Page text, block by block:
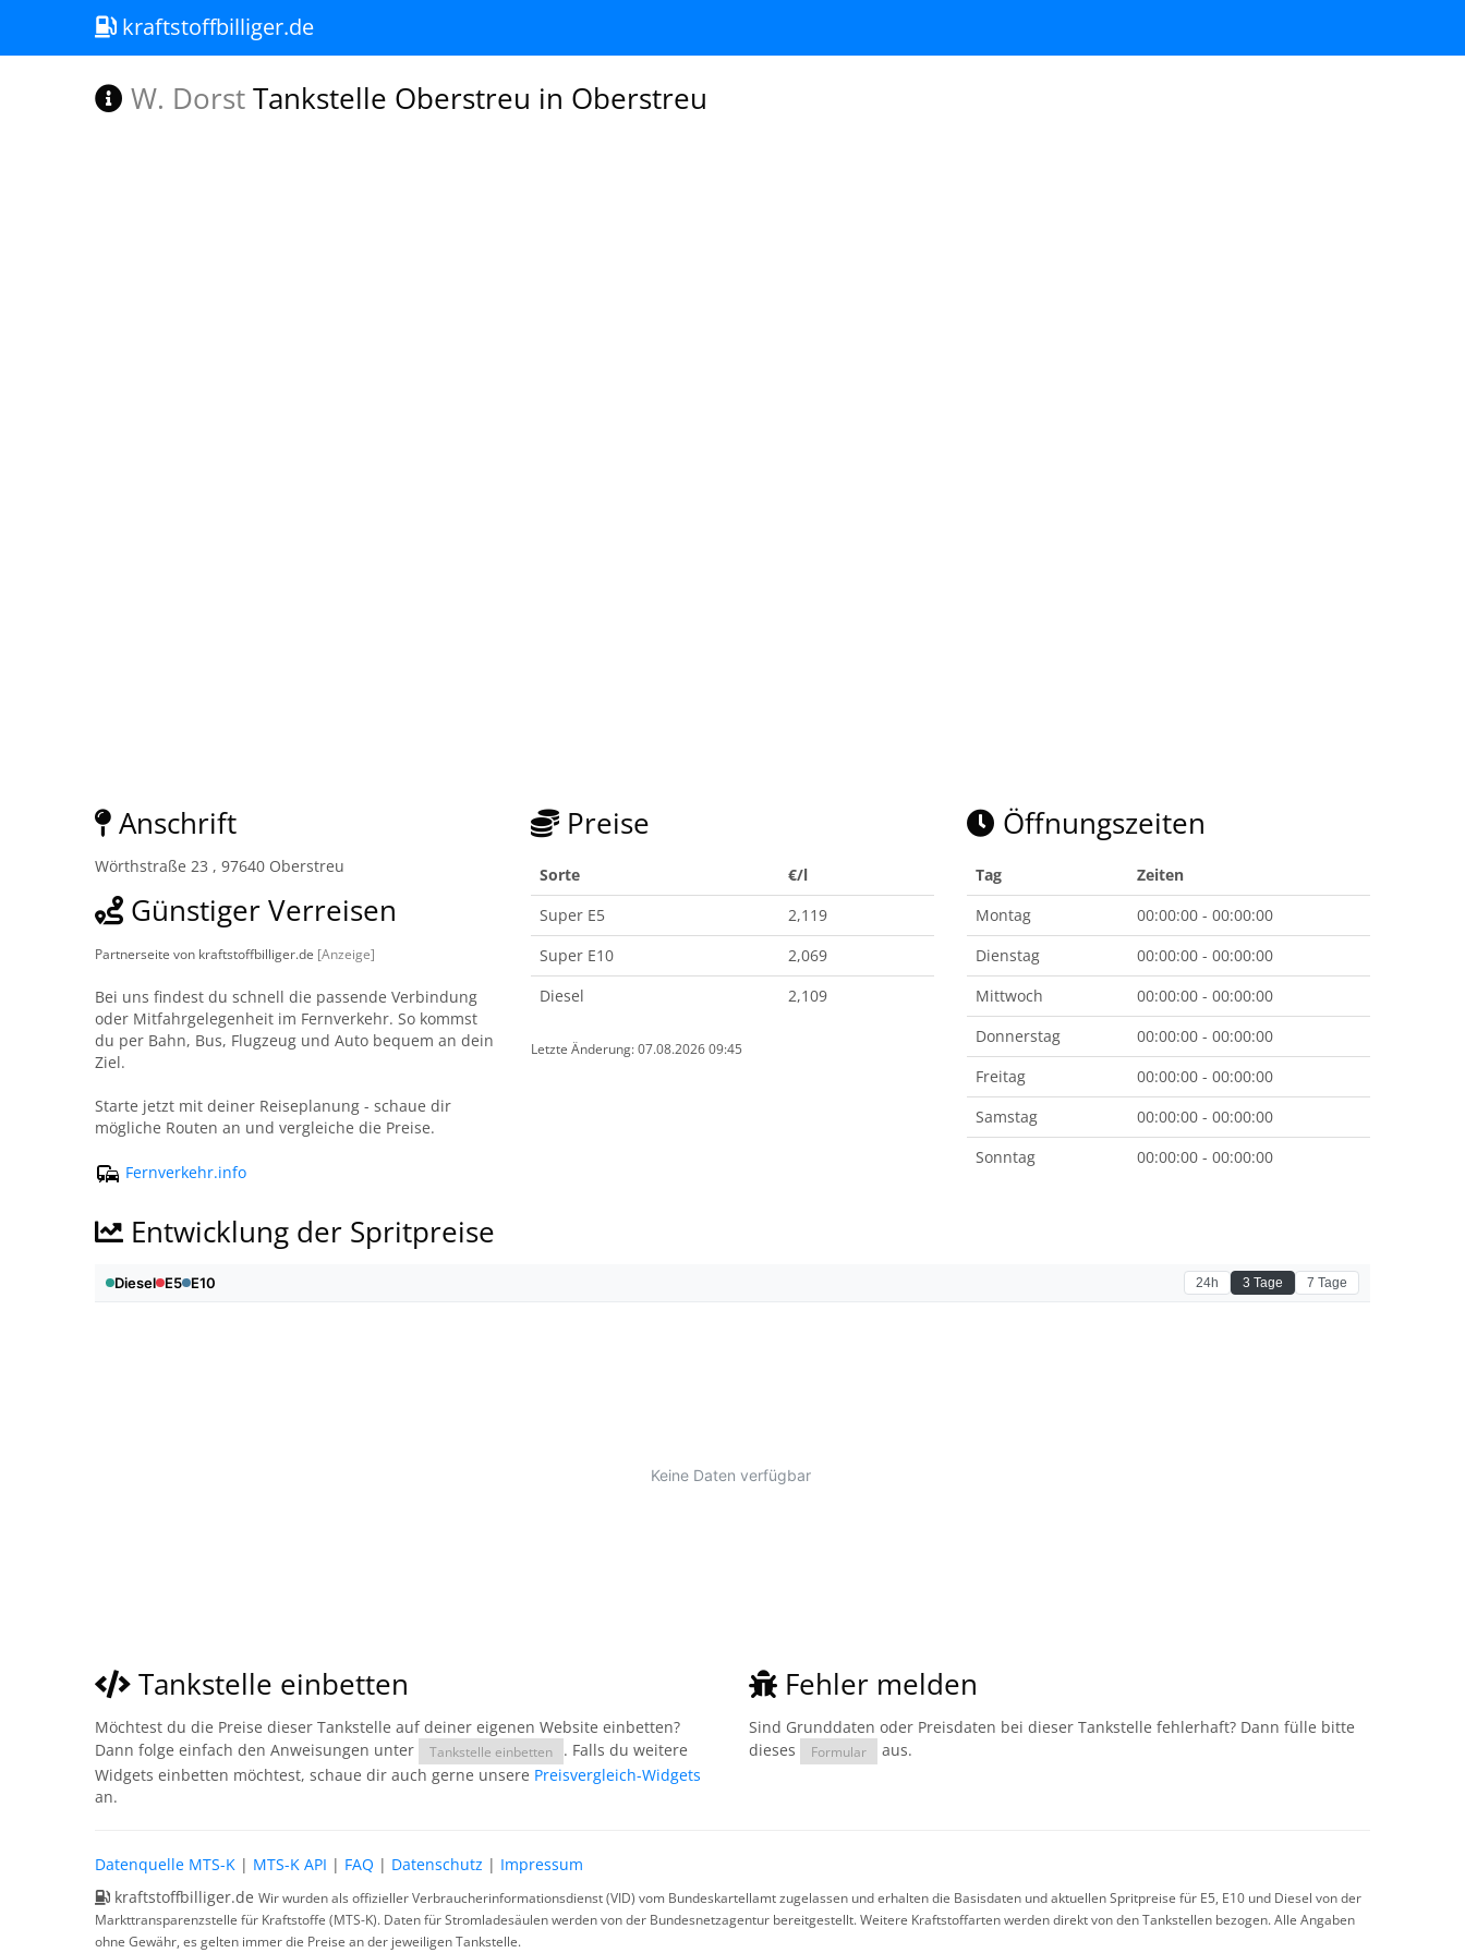
kraftstoffbilliger.de
W. DorstTankstelle Oberstreu in Oberstreu
Anschrift
Wörthstraße 23 , 97640 Oberstreu
Günstiger Verreisen
Partnerseite von kraftstoffbilliger.de [Anzeige]
Bei uns findest du schnell die passende Verbindung
oder Mitfahrgelegenheit im Fernverkehr. So kommst
du per Bahn, Bus, Flugzeug und Auto bequem an dein
Ziel.
Starte jetzt mit deiner Reiseplanung - schaue dir
mögliche Routen an und vergleiche die Preise.
Fernverkehr.info
Preise
Sorte
€/l
Super E5
2,119
Super E10
2,069
Diesel
2,109
Letzte Änderung: 07.08.2026 09:45
Öffnungszeiten
Tag
Zeiten
Montag
00:00:00 - 00:00:00
Dienstag
00:00:00 - 00:00:00
Mittwoch
00:00:00 - 00:00:00
Donnerstag
00:00:00 - 00:00:00
Freitag
00:00:00 - 00:00:00
Samstag
00:00:00 - 00:00:00
Sonntag
00:00:00 - 00:00:00
Entwicklung der Spritpreise
Tankstelle einbetten
Möchtest du die Preise dieser Tankstelle auf deiner eigenen Website einbetten?
Dann folge einfach den Anweisungen unter
Tankstelle einbetten
. Falls du weitere
Widgets einbetten möchtest, schaue dir auch gerne unsere Preisvergleich-Widgets
an.
Fehler melden
Sind Grunddaten oder Preisdaten bei dieser Tankstelle fehlerhaft? Dann fülle bitte
dieses
Formular aus.
Datenquelle MTS-K | MTS-K API | FAQ | Datenschutz | Impressum
kraftstoffbilliger.de Wir wurden als offizieller Verbraucherinformationsdienst (VID) vom Bundeskartellamt zugelassen und erhalten die Basisdaten und aktuellen Spritpreise für E5, E10 und Diesel von der
Markttransparenzstelle für Kraftstoffe (MTS-K). Daten für Stromladesäulen werden von der Bundesnetzagentur bereitgestellt. Weitere Kraftstoffarten werden direkt von den Tankstellen bezogen. Alle Angaben
ohne Gewähr, es gelten immer die Preise an der jeweiligen Tankstelle.